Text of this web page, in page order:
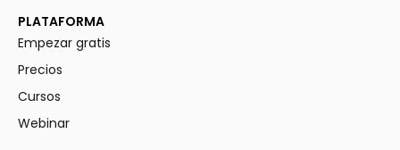
PLATAFORMA
Empezar gratis
Precios
Cursos
Webinar